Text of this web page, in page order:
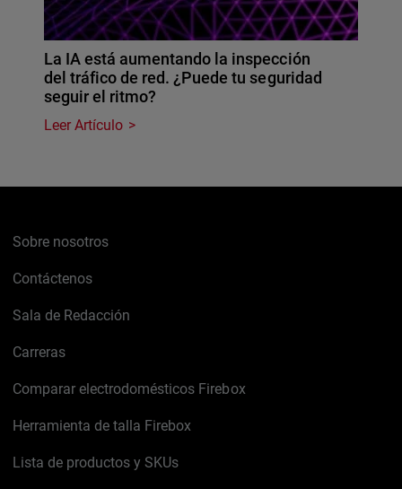
La IA está aumentando la inspección
del tráfico de red. ¿Puede tu seguridad
seguir el ritmo?
Leer Artículo
Sobre nosotros
Contáctenos
Sala de Redacción
Carreras
Comparar electrodomésticos Firebox
Herramienta de talla Firebox
Lista de productos y SKUs